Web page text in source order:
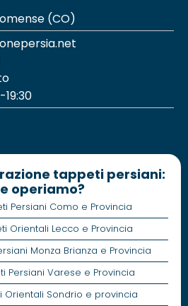
(CO)
19:30
tappeti persiani:
operiamo?
Persiani Como e Provincia
Orientali Lecco e Provincia
Monza Brianza e Provincia
Persiani Varese e Provincia
Orientali Sondrio e provincia